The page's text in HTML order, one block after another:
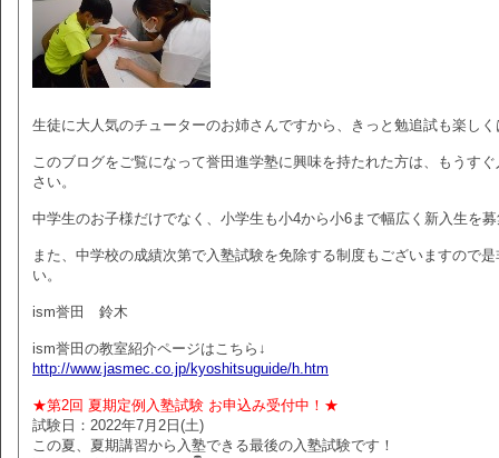
生徒に大人気のチューターのお姉さんですから、きっと勉追試も楽し
このブログをご覧になって誉田進学塾に興味を持たれた方は、もうす
さい。
中学生のお子様だけでなく、小学生も小4から小6まで幅広く新入生を
また、中学校の成績次第で入塾試験を免除する制度もございますので
い。
ism誉田 鈴木
ism誉田の教室紹介ページはこちら↓
http://www.jasmec.co.jp/kyoshitsuguide/h.htm
★第2回 夏期定例入塾試験 お申込み受付中！★
試験日：2022年7月2日(土)
この夏、夏期講習から入塾できる最後の入塾試験です！